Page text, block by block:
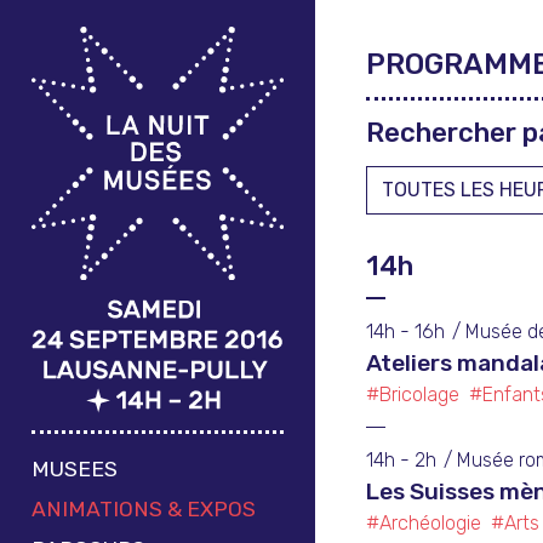
MUSEES
ANIMATIONS & EXPOS
Rechercher
14h
14h - 16h Musée
Ateliers
#Bricolage
14h - 2h Musée
Les Suisses
#Archéologie